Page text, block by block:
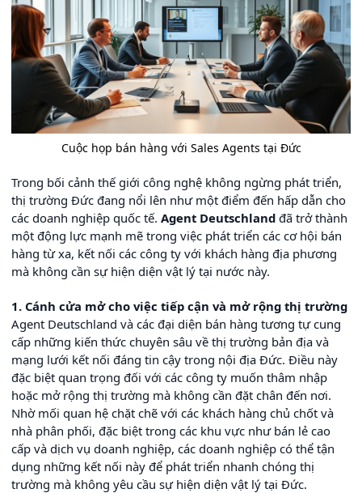
Cuộc họp bán hàng với Sales Agents tại Đức
Trong bối cảnh thế giới công nghệ không ngừng phát triển,
thị trường Đức đang nổi lên như một điểm đến hấp dẫn cho
các doanh nghiệp quốc tế. Agent Deutschland đã trở thành
một động lực mạnh mẽ trong việc phát triển các cơ hội bán
hàng từ xa, kết nối các công ty với khách hàng địa phương
mà không cần sự hiện diện vật lý tại nước này.
1. Cánh cửa mở cho việc tiếp cận và mở rộng thị trường
Agent Deutschland và các đại diện bán hàng tương tự cung
cấp những kiến thức chuyên sâu về thị trường bản địa và
mạng lưới kết nối đáng tin cậy trong nội địa Đức. Điều này
đặc biệt quan trọng đối với các công ty muốn thâm nhập
hoặc mở rộng thị trường mà không cần đặt chân đến nơi.
Nhờ mối quan hệ chặt chẽ với các khách hàng chủ chốt và
nhà phân phối, đặc biệt trong các khu vực như bán lẻ cao
cấp và dịch vụ doanh nghiệp, các doanh nghiệp có thể tận
dụng những kết nối này để phát triển nhanh chóng thị
trường mà không yêu cầu sự hiện diện vật lý tại Đức.